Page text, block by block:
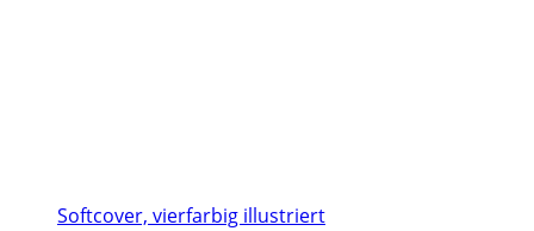
Softcover, vierfarbig illustriert